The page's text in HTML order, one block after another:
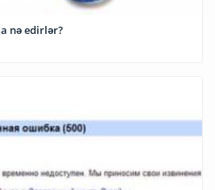
nə edirlər?